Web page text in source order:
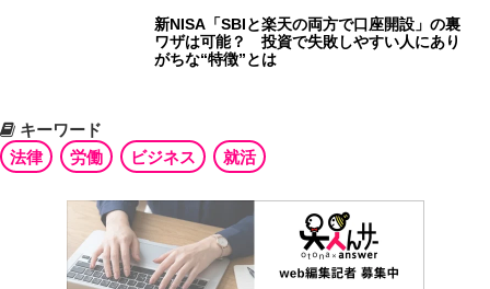
新NISA「SBIと楽天の両方で口座開設」の裏
ワザは可能？ 投資で失敗しやすい人にあり
がちな“特徴”とは
キーワード
法律
労働 ビジネス 就活